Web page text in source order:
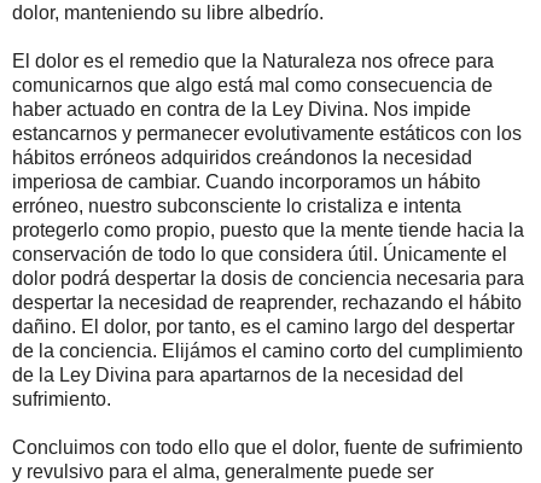
dolor, manteniendo su libre albedrío.
El dolor es el remedio que la Naturaleza nos ofrece para
comunicarnos que algo está mal como consecuencia de
haber actuado en contra de la Ley Divina. Nos impide
estancarnos y permanecer evolutivamente estáticos con los
hábitos erróneos adquiridos creándonos la necesidad
imperiosa de cambiar. Cuando incorporamos un hábito
erróneo, nuestro subconsciente lo cristaliza e intenta
protegerlo como propio, puesto que la mente tiende hacia la
conservación de todo lo que considera útil. Únicamente el
dolor podrá despertar la dosis de conciencia necesaria para
despertar la necesidad de reaprender, rechazando el hábito
dañino. El dolor, por tanto, es el camino largo del despertar
de la conciencia. Elijámos el camino corto del cumplimiento
de la Ley Divina para apartarnos de la necesidad del
sufrimiento.
Concluimos con todo ello que el dolor, fuente de sufrimiento
y revulsivo para el alma, generalmente puede ser